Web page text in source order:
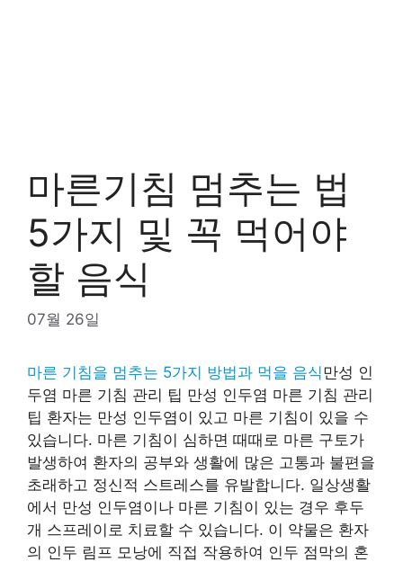
마른기침 멈추는 법
5가지 및 꼭 먹어야
할 음식
07월 26일
마른 기침을 멈추는 5가지 방법과 먹을 음식만성 인
두염 마른 기침 관리 팁 만성 인두염 마른 기침 관리
팁 환자는 만성 인두염이 있고 마른 기침이 있을 수
있습니다. 마른 기침이 심하면 때때로 마른 구토가
발생하여 환자의 공부와 생활에 많은 고통과 불편을
초래하고 정신적 스트레스를 유발합니다. 일상생활
에서 만성 인두염이나 마른 기침이 있는 경우 후두
개 스프레이로 치료할 수 있습니다. 이 약물은 환자
의 인두 림프 모낭에 직접 작용하여 인두 점막의 혼